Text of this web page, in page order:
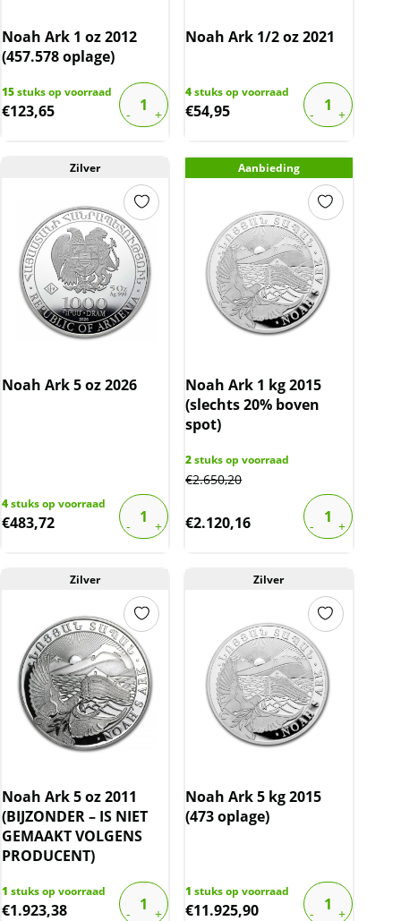
Noah Ark 1 oz 2012
(457.578 oplage)
15stuks op voorraad
€123,65
Noah Ark 1/2 oz 2021
4stuks op voorraad
€54,95
Zilver
Noah Ark 5 oz 2026
4stuks op voorraad
€483,72
Aanbieding
Noah Ark 1 kg 2015
(slechts 20% boven
spot)
2stuks op voorraad
€2.650,20
€2.120,16
Zilver
Noah Ark 5 oz 2011
(BIJZONDER – IS NIET
GEMAAKT VOLGENS
PRODUCENT)
1 stuks op voorraad
€1.923,38
Zilver
Noah Ark 5 kg 2015
(473 oplage)
1 stuks op voorraad
€11.925,90